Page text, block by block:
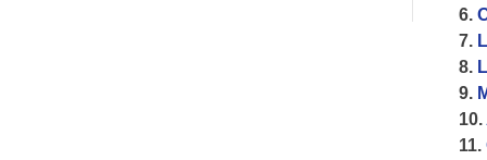
6.
7.
8.
9.
10.
11.